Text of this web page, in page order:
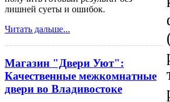
лишней суеты и ошибок.
Читать дальше...
Магазин "Двери Уют":
Качественные межкомнатные
двери во Владивостоке